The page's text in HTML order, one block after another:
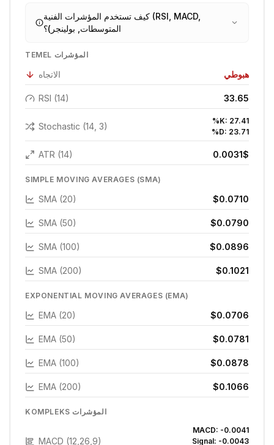
كيف تستخدم المؤشرات الفنية (RSI, MACD,
المتوسطات, بولينجر)؟
TEMEL المؤشرات
الاتجاه هبوطي
RSI (14) 33.65
Stochastic (14, 3)
%K: 27.41
%D: 23.71
ATR (14) 0.0031$
SIMPLE MOVING AVERAGES (SMA)
SMA (20) $0.0710
SMA (50) $0.0790
SMA (100) $0.0896
SMA (200) $0.1021
EXPONENTIAL MOVING AVERAGES (EMA)
EMA (20) $0.0706
EMA (50) $0.0781
EMA (100) $0.0878
EMA (200) $0.1066
KOMPLEKS المؤشرات
MACD (12,26,9)
MACD: -0.0041
Signal: -0.0043